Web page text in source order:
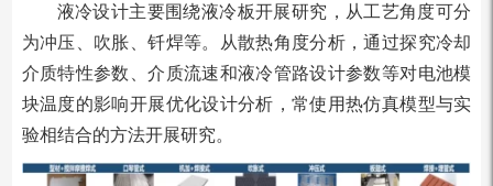
液冷设计主要围绕液冷板开展研究，从工艺角度可分
为冲压、吹胀、钎焊等。从散热角度分析，通过探究冷却
介质特性参数、介质流速和液冷管路设计参数等对电池模
块温度的影响开展优化设计分析，常使用热仿真模型与实
验相结合的方法开展研究。